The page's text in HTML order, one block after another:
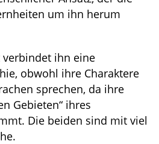
um ihn herum
ihn eine
obwohl ihre Charaktere
sprechen, da ihre
Gebieten“ ihres
Die beiden sind mit viel